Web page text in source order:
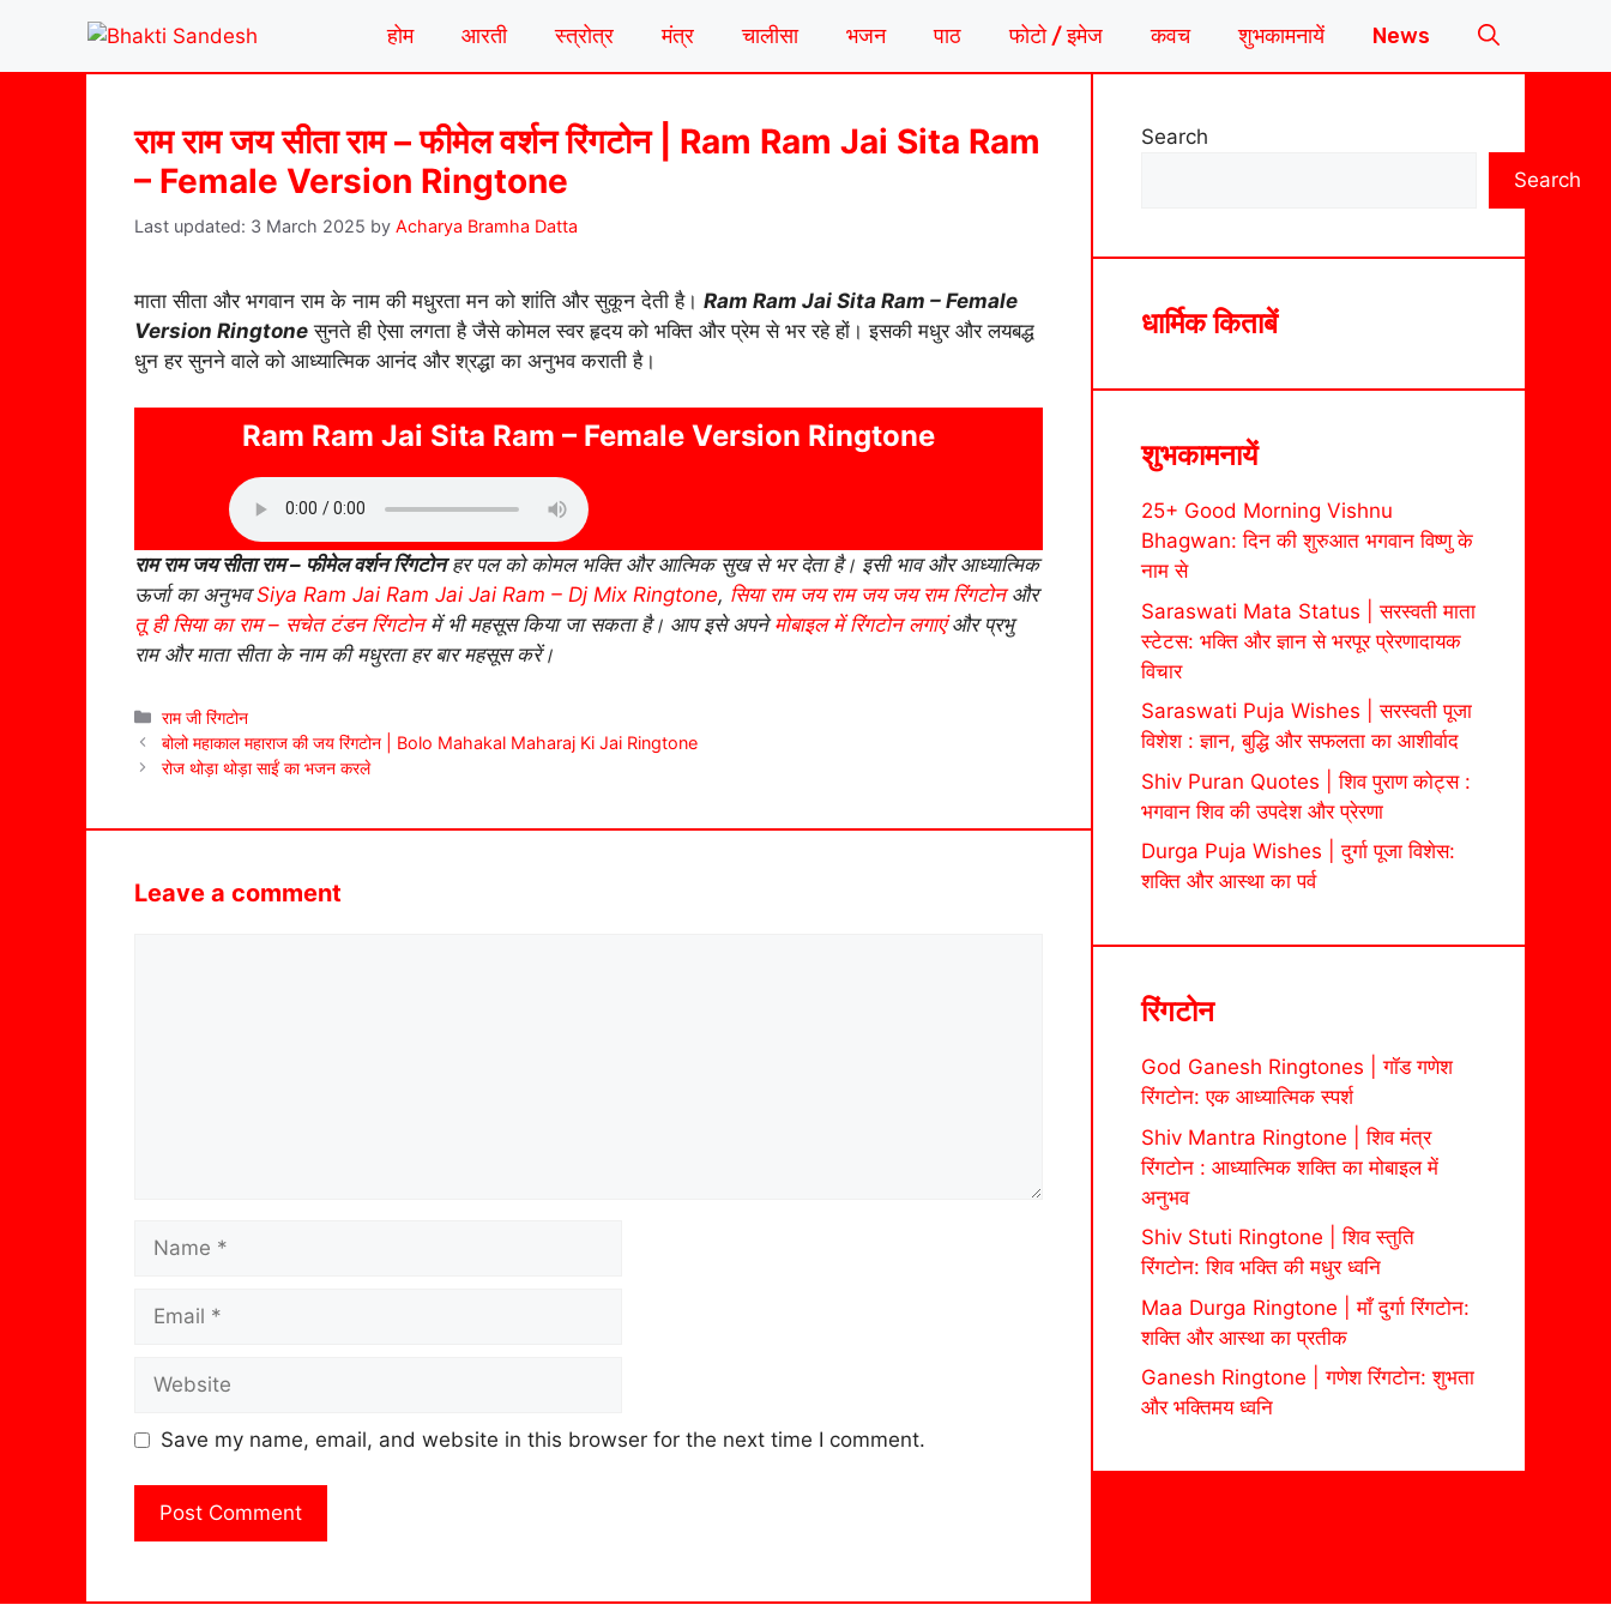
content
होम आरती स्त्रोत्र मंत्र चालीसा भजन पाठ फोटो / इमेज कवच शुभकामनायें News
राम राम जय सीता राम – फीमेल वर्शन रिंगटोन | Ram Ram Jai Sita Ram
– Female Version Ringtone
3 March 2025 by Acharya Bramha Datta
माता सीता और भगवान राम के नाम की मधुरता मन को शांति और सुकून देती है। Ram Ram Jai Sita Ram – Female
Version Ringtone सुनते ही ऐसा लगता है जैसे कोमल स्वर हृदय को भक्ति और प्रेम से भर रहे हों। इसकी मधुर और लयबद्ध
धुन हर सुनने वाले को आध्यात्मिक आनंद और श्रद्धा का अनुभव कराती है।
Ram Ram Jai Sita Ram – Female Version Ringtone
राम राम जय सीता राम – फीमेल वर्शन रिंगटोनहर पल को कोमल भक्ति और आत्मिक सुख से भर देता है। इसी भाव और आध्यात्मिक
ऊर्जा का अनुभवSiya Ram Jai Ram Jai Jai Ram – Dj Mix Ringtone, सिया राम जय राम जय जय राम रिंगटोनऔर
तू ही सिया का राम – सचेत टंडन रिंगटोनमें भी महसूस किया जा सकता है। आप इसे अपनेमोबाइल में रिंगटोन लगाएंऔर प्रभु
राम और माता सीता के नाम की मधुरता हर बार महसूस करें।
Categories
राम जी रिंगटोन
बोलो महाकाल महाराज की जय रिंगटोन | Bolo Mahakal Maharaj Ki Jai Ringtone
रोज थोड़ा थोड़ा साईं का भजन करले
Leave a comment
Save my name, email, and website in this browser for the next time I comment.
Search
Search
धार्मिक किताबें
शुभकामनायें
25+ Good Morning Vishnu
Bhagwan: दिन की शुरुआत भगवान विष्णु के
नाम से
Saraswati Mata Status | सरस्वती माता
स्टेटस: भक्ति और ज्ञान से भरपूर प्रेरणादायक
विचार
Saraswati Puja Wishes | सरस्वती पूजा
विशेश : ज्ञान, बुद्धि और सफलता का आशीर्वाद
Shiv Puran Quotes | शिव पुराण कोट्स :
भगवान शिव की उपदेश और प्रेरणा
Durga Puja Wishes | दुर्गा पूजा विशेस:
शक्ति और आस्था का पर्व
रिंगटोन
God Ganesh Ringtones | गॉड गणेश
रिंगटोन: एक आध्यात्मिक स्पर्श
Shiv Mantra Ringtone | शिव मंत्र
रिंगटोन : आध्यात्मिक शक्ति का मोबाइल में
अनुभव
Shiv Stuti Ringtone | शिव स्तुति
रिंगटोन: शिव भक्ति की मधुर ध्वनि
Maa Durga Ringtone | माँ दुर्गा रिंगटोन:
शक्ति और आस्था का प्रतीक
Ganesh Ringtone | गणेश रिंगटोन: शुभता
और भक्तिमय ध्वनि